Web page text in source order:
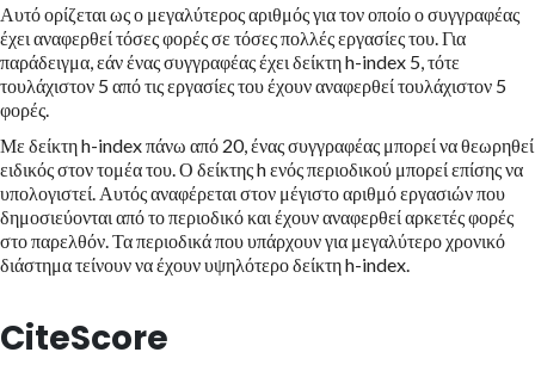
Αυτό ορίζεται ως ο μεγαλύτερος αριθμός για τον οποίο ο συγγραφέας
έχει αναφερθεί τόσες φορές σε τόσες πολλές εργασίες του. Για
παράδειγμα, εάν ένας συγγραφέας έχει δείκτη h-index 5, τότε
τουλάχιστον 5 από τις εργασίες του έχουν αναφερθεί τουλάχιστον 5
φορές.
Με δείκτη h-index πάνω από 20, ένας συγγραφέας μπορεί να θεωρηθεί
ειδικός στον τομέα του. Ο δείκτης h ενός περιοδικού μπορεί επίσης να
υπολογιστεί. Αυτός αναφέρεται στον μέγιστο αριθμό εργασιών που
δημοσιεύονται από το περιοδικό και έχουν αναφερθεί αρκετές φορές
στο παρελθόν. Τα περιοδικά που υπάρχουν για μεγαλύτερο χρονικό
διάστημα τείνουν να έχουν υψηλότερο δείκτη h-index.
CiteScore